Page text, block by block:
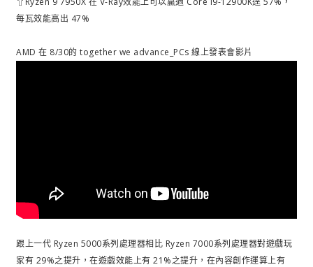
每瓦效能高出 47%
AMD 在 8/30的 together we advance_PCs 線上發表會影片
跟上一代 Ryzen 5000系列處理器相比 Ryzen 7000系列處理器對遊戲玩
家有 29%之提升，在遊戲效能上有 21%之提升，在內容創作運算上有